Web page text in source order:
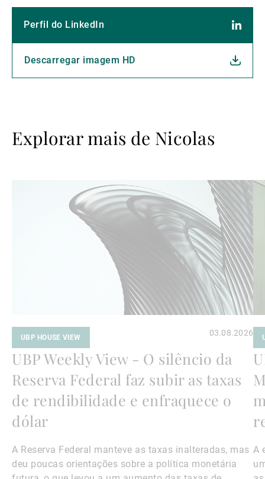
Perfil do LinkedIn
Descarregar imagem HD
Explorar mais de Nicolas
UBP HOUSE VIEW 03.08.2026
UBP Weekly View - O silêncio da
Reserva Federal faz subir as taxas
de rendibilidade e enfraquece o
dólar
A Reserva Federal manteve as taxas inalteradas, mas
deu poucas orientações sobre a política monetária
A